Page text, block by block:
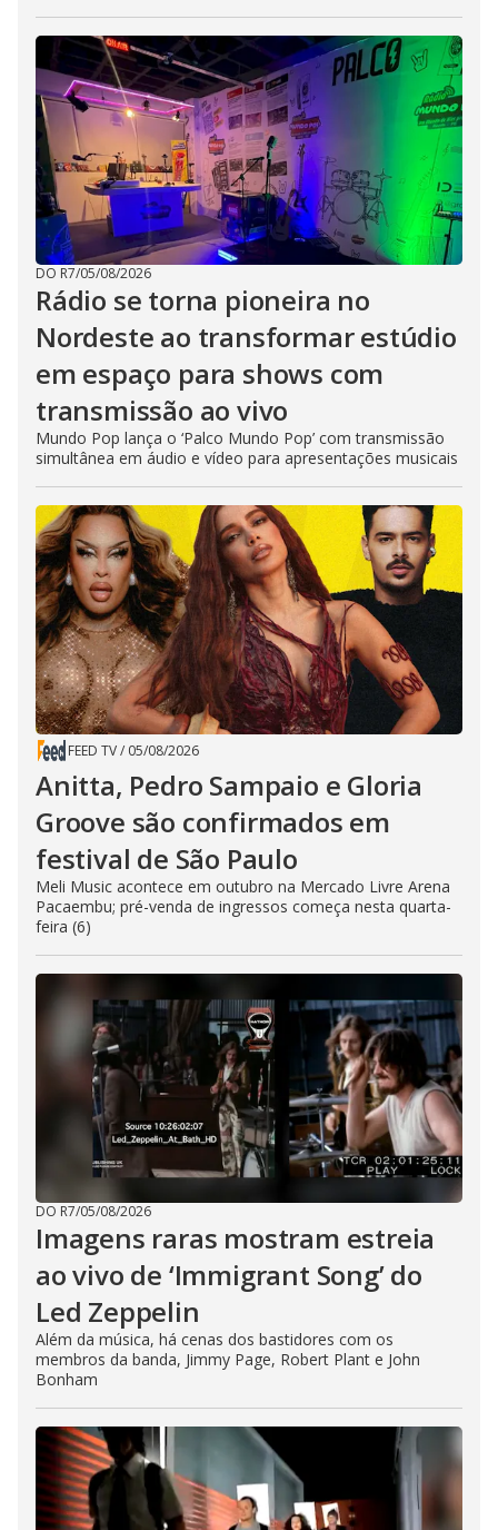
DO R7/05/08/2026
Rádio se torna pioneira no
Nordeste ao transformar estúdio
em espaço para shows com
transmissão ao vivo
Mundo Pop lança o ‘Palco Mundo Pop’ com transmissão
simultânea em áudio e vídeo para apresentações musicais
FEED TV/ 05/08/2026
Anitta, Pedro Sampaio e Gloria
Groove são confirmados em
festival de São Paulo
Meli Music acontece em outubro na Mercado Livre Arena
Pacaembu; pré-venda de ingressos começa nesta quarta-
feira (6)
DO R7/05/08/2026
Imagens raras mostram estreia
ao vivo de ‘Immigrant Song’ do
Led Zeppelin
Além da música, há cenas dos bastidores com os
membros da banda, Jimmy Page, Robert Plant e John
Bonham